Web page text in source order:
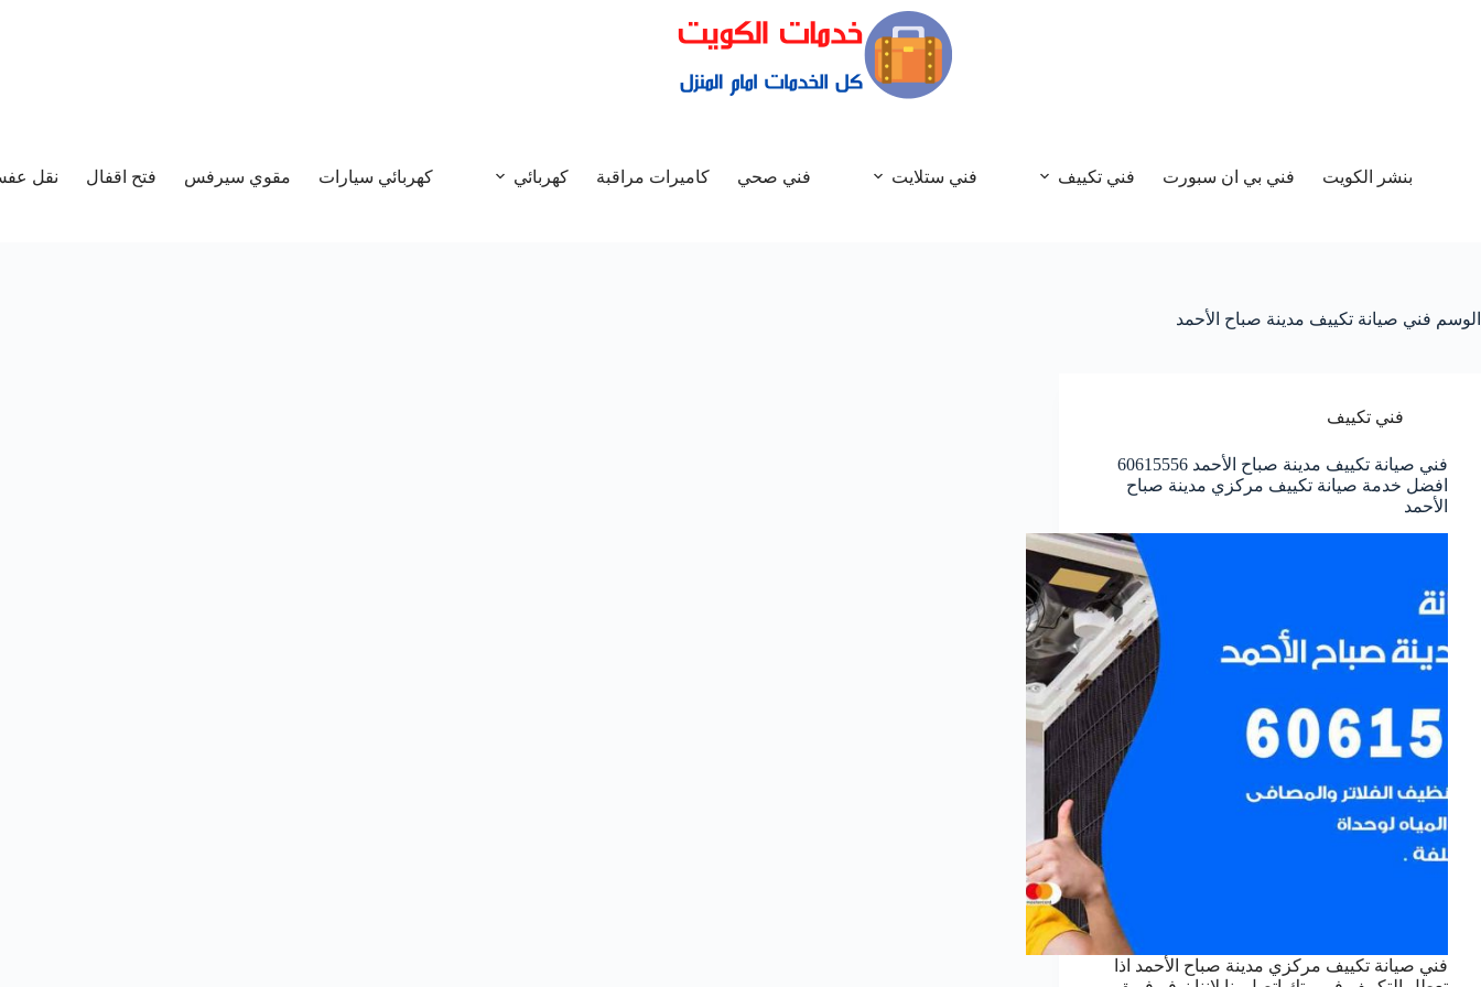
بنشر الكويت فني بي ان سبورت فني تكييف فني ستلايت فني صحي كاميرات مراقبة كهربائي كهربائي سيارات مقوي سيرفس فتح اقفال نقل
الوسم فني صيانة تكييف مدينة صباح الأحمد
فني تكييف
فني صيانة تكييف مدينة صباح الأحمد 60615556
افضل خدمة صيانة تكييف مركزي مدينة صباح
الأحمد
فني صيانة تكييف مركزي مدينة صباح الأحمد اذا